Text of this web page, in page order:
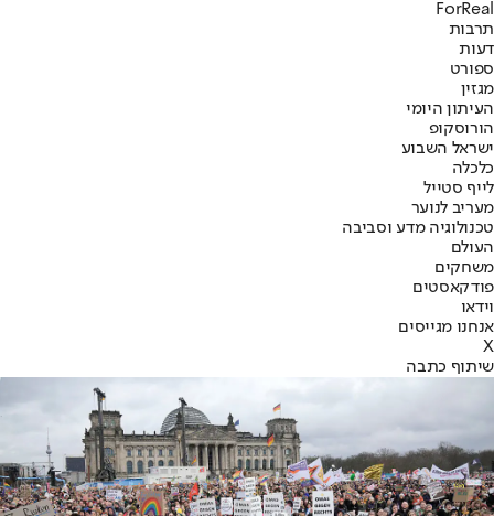
ForReal
תרבות
דעות
ספורט
מגזין
העיתון היומי
הורוסקופ
ישראל השבוע
כלכלה
לייף סטייל
מעריב לנוער
טכנולוגיה מדע וסביבה
העולם
משחקים
פודקאסטים
וידאו
אנחנו מגייסים
X
שיתוף כתבה